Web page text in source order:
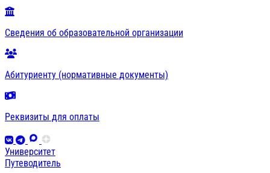
Сведения об образовательной организации
Абитуриенту (нормативные документы)
Реквизиты для оплаты
Университет
Путеводитель